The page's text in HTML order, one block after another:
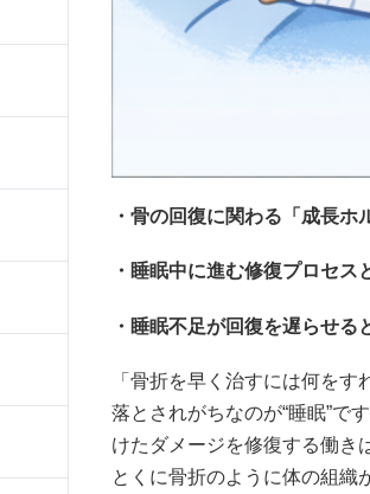
・骨の回復に関わる「成長ホ
・睡眠中に進む修復プロセス
・睡眠不足が回復を遅らせる
「骨折を早く治すには何を
落とされがちなのが“睡眠”で
けたダメージを修復する働き
とくに骨折のように体の組織